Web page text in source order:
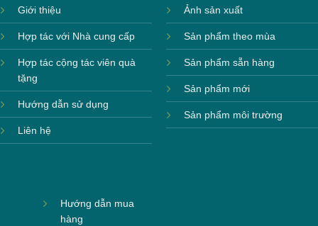
Giới thiệu
Hợp tác với Nhà cung cấp
Hợp tác cộng tác viên quà
tặng
Hướng dẫn sử dụng
Liên hệ
Ảnh sản xuất
Sản phẩm theo mùa
Sản phẩm sẵn hàng
Sản phẩm mới
Sản phẩm môi trường
Hướng dẫn mua
hàng